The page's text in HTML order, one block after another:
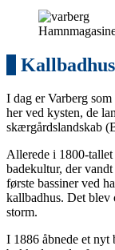
I dag er Varberg
her ved kysten, de
skærgårdslandskab
Allerede i 1800-tallet
badekultur, der
første bassiner ved
kallbadhus. Det blev
storm.
I 1886 åbnede et nyt